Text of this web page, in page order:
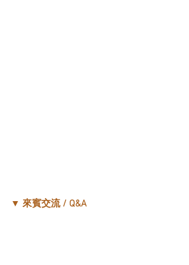
▼ 來賓交流 / Q&A